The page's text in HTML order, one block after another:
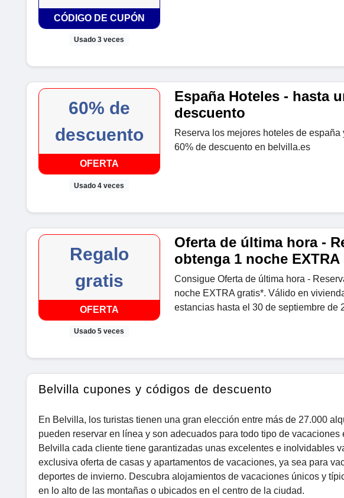
CÓDIGO DE CUPÓN
Usado 3 veces
60% de
descuento
OFERTA
Usado 4 veces
España Hoteles - hasta
descuento
Reserva los mejores hoteles de españa
60% de descuento en belvilla.es
Regalo
gratis
OFERTA
Usado 5 veces
Oferta de última hora -
obtenga 1 noche EXTRA
Consigue Oferta de última hora -
noche EXTRA gratis*. Válido en
estancias hasta el 30 de septiembre de
Belvilla cupones y códigos de descuento
En Belvilla, los turistas tienen una gran elección entre más de 27.000
pueden reservar en línea y son adecuados para todo tipo de
Belvilla cada cliente tiene garantizadas unas excelentes e inolvidables
exclusiva oferta de casas y apartamentos de vacaciones, ya sea para
deportes de invierno. Descubra alojamientos de vacaciones únicos y
en lo alto de las montañas o ubicados en el centro de la ciudad.